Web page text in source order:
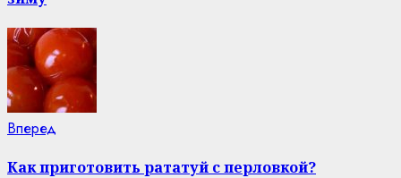
Вперед
Как приготовить рататуй с перловкой?